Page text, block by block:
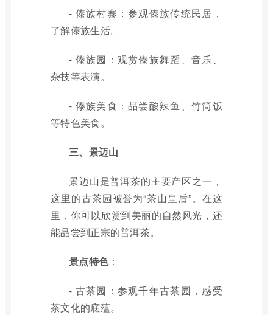
- 傣族村寨：参观傣族传统民居，
了解傣族生活。
- 傣族园：观赏傣族舞蹈、音乐、
杂技等表演。
- 傣族美食：品尝酸辣鱼、竹筒饭
等特色美食。
三、景迈山
景迈山是普洱茶的主要产区之一，
这里的古茶园被誉为“茶山皇后”。在这
里，你可以欣赏到美丽的自然风光，还
能品尝到正宗的普洱茶。
景点特色：
- 古茶园：参观千年古茶园，感受
茶文化的底蕴。